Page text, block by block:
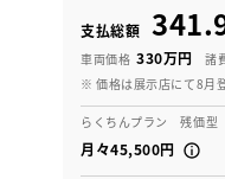
支払総額
車両価格 330万円 諸
※ 価格は展示店にて8月
らくちんプラン 残価型
月々45,500円